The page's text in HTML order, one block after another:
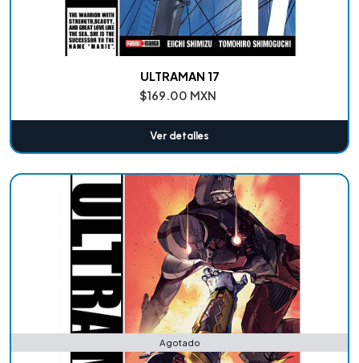
ULTRAMAN 17
$169.00 MXN
Ver detalles
Agotado